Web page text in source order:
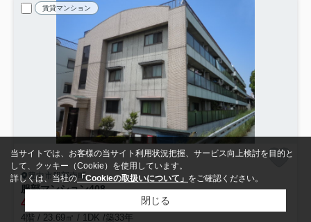
賃貸マンション
豊中市服部南町
服部マンション408
4.55 管理/共益費4,500円
4階 / 23.69㎡ / 1DK /築33年
当サイトでは、お客様の当サイト利用状況把握、サービス向上検討を目的と
して、クッキー（Cookie）を使用しています。
詳しくは、当社の「Cookieの取扱いについて」 をご確認ください。
閉じる